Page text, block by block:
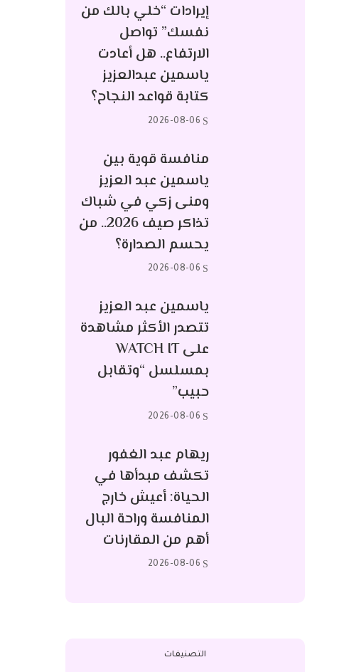
إيرادات “خلي بالك من
نفسك” تواصل
الارتفاع.. هل أعادت
ياسمين عبدالعزيز
كتابة قواعد النجاح؟
2026-08-06
منافسة قوية بين
ياسمين عبد العزيز
ومنى زكي في شباك
تذاكر صيف 2026.. من
يحسم الصدارة؟
2026-08-06
ياسمين عبد العزيز
تتصدر الأكثر مشاهدة
على WATCH IT
بمسلسل “وتقابل
حبيب”
2026-08-06
ريهام عبد الغفور
تكشف مبدأها في
الحياة: أعيش خارج
المنافسة وراحة البال
أهم من المقارنات
2026-08-06
التصنيفات